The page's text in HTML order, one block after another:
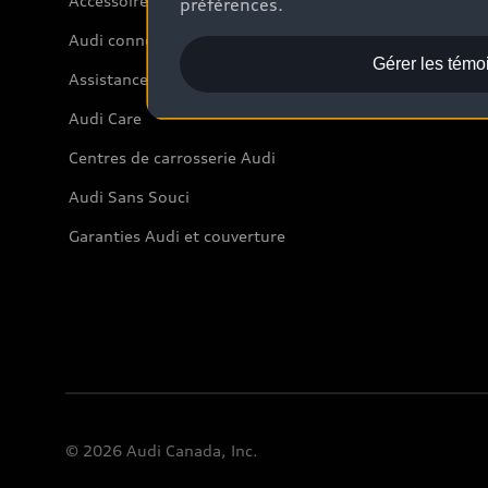
Gérer les
Audi connect
Assistance routière
Audi Care
Centres de carrosserie Audi
Audi Sans Souci
Garanties Audi et couverture
© 2026 Audi Canada, Inc.